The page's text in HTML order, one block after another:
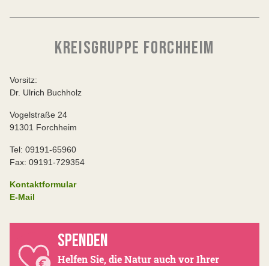
KREISGRUPPE FORCHHEIM
Vorsitz:
Dr. Ulrich Buchholz
Vogelstraße 24
91301 Forchheim
Tel: 09191-65960
Fax: 09191-729354
Kontaktformular
E-Mail
SPENDEN
Helfen Sie, die Natur auch vor Ihrer